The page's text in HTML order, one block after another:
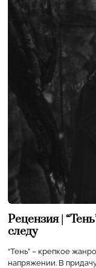
Рецензия |
следу
“Тень” – крепкое
напряжении. В